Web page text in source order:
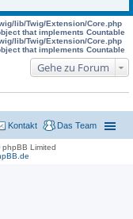
lib/Twig/Extension/Core.php
that implements Countable
lib/Twig/Extension/Core.php
that implements Countable
Gehe zu Forum
Das Team
Kontakt
Limited